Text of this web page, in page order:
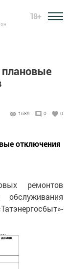
18+
плановые
1689 0 0
отключения
ремонтов